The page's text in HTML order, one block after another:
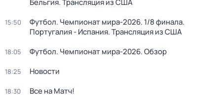
Бельгия. Трансляция из США
15:50
Футбол. Чемпионат мира-2026. 1/8 финала.
Португалия - Испания. Трансляция из США
18:05 Футбол. Чемпионат мира-2026. Обзор
18:25 Новости
18:30 Все на Матч!